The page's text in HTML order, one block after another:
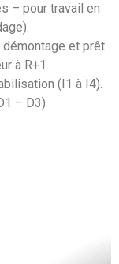
– pour travail en
démontage et prêt
à R+1.
(I1 à I4).
– D3)